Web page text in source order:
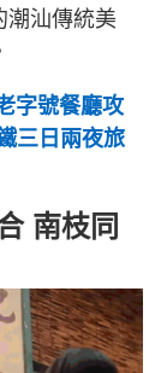
潮汕傳統美
字號餐廳攻
三日兩夜旅
南枝同